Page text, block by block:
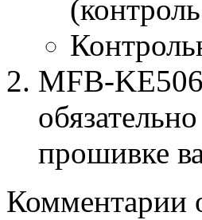
MFB-
прошивке
Комментарии